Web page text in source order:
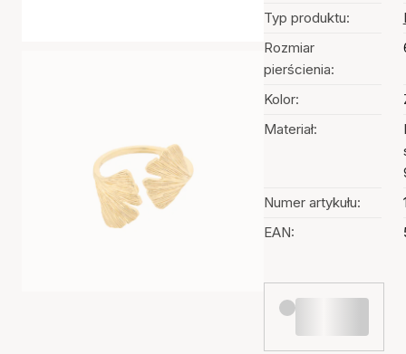
Typ produktu:
Rozmiar
pierścienia:
Kolor:
Materiał:
Numer artykułu:
EAN: